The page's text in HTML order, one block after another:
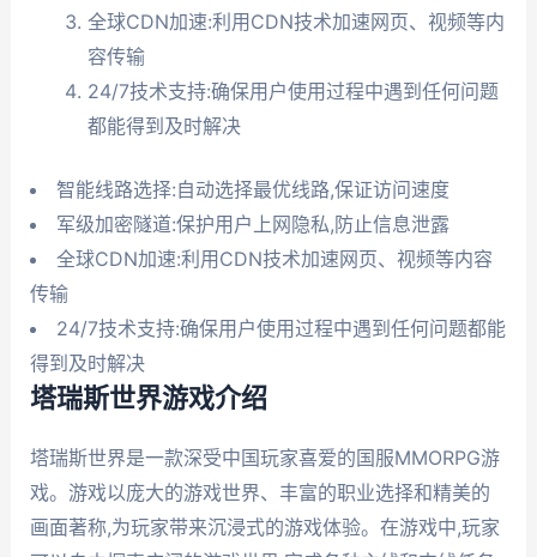
全球CDN加速:利用CDN技术加速网页、视频等内
容传输
24/7技术支持:确保用户使用过程中遇到任何问题
都能得到及时解决
智能线路选择:自动选择最优线路,保证访问速度
军级加密隧道:保护用户上网隐私,防止信息泄露
全球CDN加速:利用CDN技术加速网页、视频等内容
传输
24/7技术支持:确保用户使用过程中遇到任何问题都能
得到及时解决
塔瑞斯世界游戏介绍
塔瑞斯世界是一款深受中国玩家喜爱的国服MMORPG游
戏。游戏以庞大的游戏世界、丰富的职业选择和精美的
画面著称,为玩家带来沉浸式的游戏体验。在游戏中,玩家